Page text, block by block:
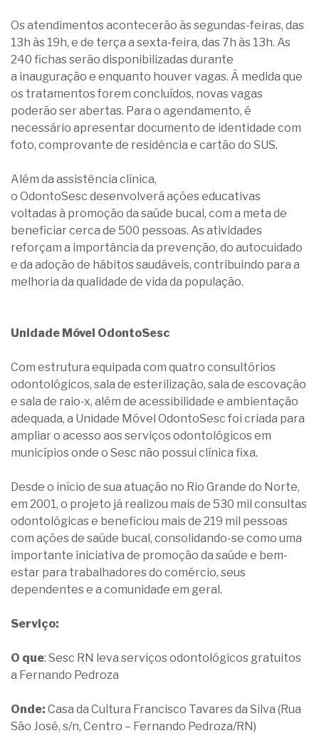
Os atendimentos acontecerão às segundas-feiras, das
13h às 19h, e de terça a sexta-feira, das 7h às 13h. As
240 fichas serão disponibilizadas durante
a inauguração e enquanto houver vagas. À medida que
os tratamentos forem concluídos, novas vagas
poderão ser abertas. Para o agendamento, é
necessário apresentar documento de identidade com
foto, comprovante de residência e cartão do SUS.
Além da assistência clínica,
o OdontoSesc desenvolverá ações educativas
voltadas à promoção da saúde bucal, com a meta de
beneficiar cerca de 500 pessoas. As atividades
reforçam a importância da prevenção, do autocuidado
e da adoção de hábitos saudáveis, contribuindo para a
melhoria da qualidade de vida da população.
Unidade Móvel OdontoSesc
Com estrutura equipada com quatro consultórios
odontológicos, sala de esterilização, sala de escovação
e sala de raio-x, além de acessibilidade e ambientação
adequada, a Unidade Móvel OdontoSesc foi criada para
ampliar o acesso aos serviços odontológicos em
municípios onde o Sesc não possui clínica fixa.
Desde o início de sua atuação no Rio Grande do Norte,
em 2001, o projeto já realizou mais de 530 mil consultas
odontológicas e beneficiou mais de 219 mil pessoas
com ações de saúde bucal, consolidando-se como uma
importante iniciativa de promoção da saúde e bem-
estar para trabalhadores do comércio, seus
dependentes e a comunidade em geral.
Serviço:
O que: Sesc RN leva serviços odontológicos gratuitos
a Fernando Pedroza
Onde: Casa da Cultura Francisco Tavares da Silva (Rua
São José, s/n, Centro – Fernando Pedroza/RN)